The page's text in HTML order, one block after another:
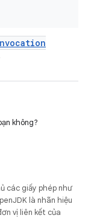
không?
các giấy phép như
là nhãn hiệu
vị liên kết của